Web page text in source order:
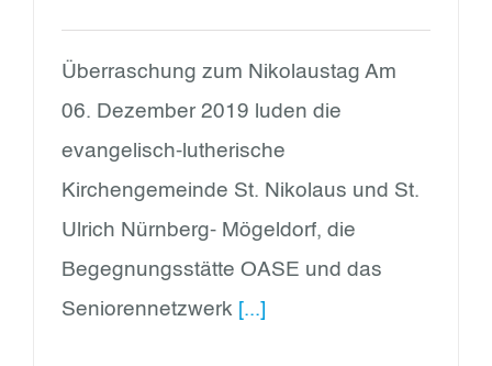
Überraschung zum Nikolaustag Am
06. Dezember 2019 luden die
evangelisch-lutherische
Kirchengemeinde St. Nikolaus und St.
Ulrich Nürnberg- Mögeldorf, die
Begegnungsstätte OASE und das
Seniorennetzwerk [...]